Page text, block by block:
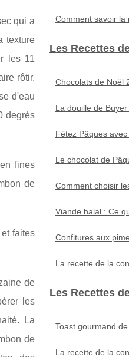
qui a
texture
les 11
rôtir.
d'eau
degrés
fines
de
faites
de
les
La
de
Comment savoir la
Les Recettes
Chocolats de Noël
La douille de Buyer
Fêtez Pâques avec
Le chocolat de
Comment choisir
Viande halal : Ce
Confitures aux
La recette de la
Les Recettes
Toast gourmand de
La recette de la